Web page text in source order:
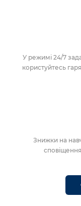
У режимі 24/7
користуйтесь
Знижки на